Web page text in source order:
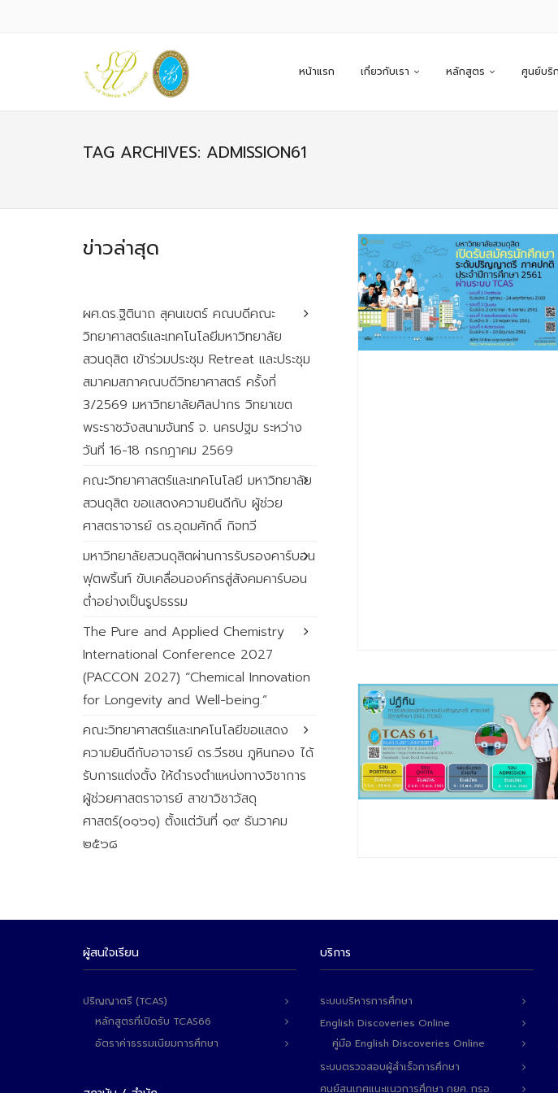
หน้าแรก เกี่ยวกับเรา หลักสูตร ศูนย์บริ
TAG ARCHIVES: ADMISSION61
ข่าวล่าสุด
ผศ.ดร.ฐิตินาถ สุคนเขตร์ คณบดีคณะ
วิทยาศาสตร์และเทคโนโลยีมหาวิทยาลัย
สวนดุสิต เข้าร่วมประชุม Retreat และประชุม
สมาคมสภาคณบดีวิทยาศาสตร์ ครั้งที่
3/2569 มหาวิทยาลัยศิลปากร วิทยาเขต
พระราชวังสนามจันทร์ จ. นครปฐม ระหว่าง
วันที่ 16-18 กรกฎาคม 2569
คณะวิทยาศาสตร์และเทคโนโลยี มหาวิทยาลัย
สวนดุสิต ขอแสดงความยินดีกับ ผู้ช่วย
ศาสตราจารย์ ดร.อุดมศักดิ์ กิจทวี
มหาวิทยาลัยสวนดุสิตผ่านการรับรองคาร์บอน
ฟุตพริ้นท์ ขับเคลื่อนองค์กรสู่สังคมคาร์บอน
ต่ำอย่างเป็นรูปธรรม
The Pure and Applied Chemistry
International Conference 2027
(PACCON 2027) “Chemical Innovation
for Longevity and Well-being.”
คณะวิทยาศาสตร์และเทคโนโลยีขอแสดง
ความยินดีกับอาจารย์ ดร.วีรชน ภูหินกอง ได้
รับการแต่งตั้ง ให้ดำรงตำแหน่งทางวิชาการ
ผู้ช่วยศาสตราจารย์ สาขาวิชาวัสดุ
ศาสตร์(๐๑๖๑) ตั้งแต่วันที่ ๑๙ ธันวาคม
๒๕๖๘
ผู้สนใจเรียน
ปริญญาตรี (TCAS)
หลักสูตรที่เปิดรับ TCAS66
อัตราค่าธรรมเนียมการศึกษา
บริการ
ระบบบริหารการศึกษา
English Discoveries Online
คู่มือ English Discoveries Online
ระบบตรวจสอบผู้สำเร็จการศึกษา
ศูนย์สนเทศแนะแนวการศึกษา กยศ. กรอ.